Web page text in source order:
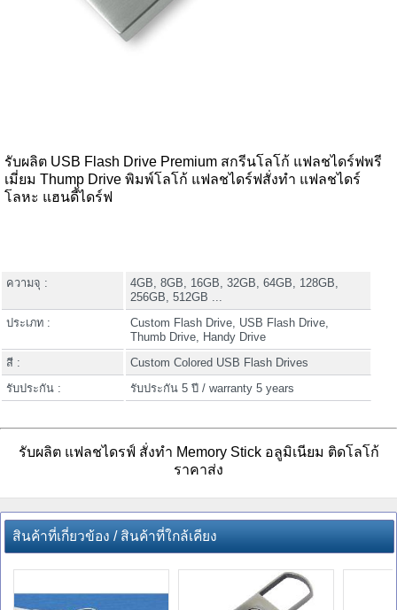
รับผลิต USB Flash Drive Premium สกรีนโลโก้ แฟลชไดร์ฟพรี
เมี่ยม Thump Drive พิมพ์โลโก้ แฟลชไดร์ฟสั่งทำ แฟลชไดร์
โลหะ แฮนดี้ไดร์ฟ
ความจุ :
4GB, 8GB, 16GB, 32GB, 64GB, 128GB,
256GB, 512GB ...
ประเภท :
Custom Flash Drive, USB Flash Drive,
Thumb Drive, Handy Drive
สี :
Custom Colored USB Flash Drives
รับประกัน :
รับประกัน 5 ปี / warranty 5 years
รับผลิต แฟลชไดรฟ์ สั่งทำ Memory Stick อลูมิเนียม ติดโลโก้
ราคาส่ง
สินค้าที่เกี่ยวข้อง / สินค้าที่ใกล้เคียง